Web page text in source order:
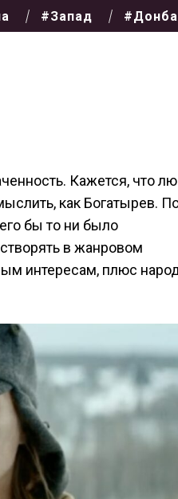
#Запад
Кажется, что
как Богатырев.
бы то ни было
в жанровом
интересам, плюс